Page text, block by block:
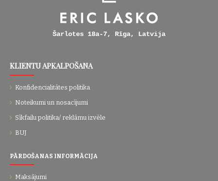
Šarlotes 18a-7, Rīga, Latvija
KLIENTU APKALPOŠANA
Konfidencialitātes politika
Noteikumi un nosacījumi
Sīkfailu politika/ reklāmu izvēle
BUJ
PĀRDOŠANAS INFORMĀCIJA
Maksājumi